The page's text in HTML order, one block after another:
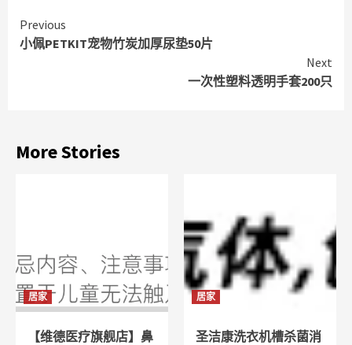
Continue
Reading
Previous
小佩PETKIT宠物竹炭加厚尿垫50片
Next
一次性塑料透明手套200只
More Stories
居家
【维德医疗旗舰店】鼻
居家
圣洁康洗衣机槽杀菌消